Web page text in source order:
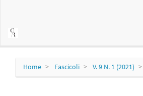
Home Fascicoli V. 9 N. 1 (2021)